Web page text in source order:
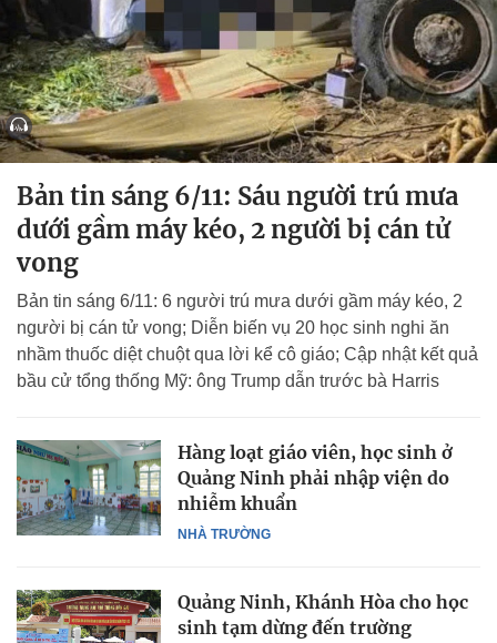
Bản tin sáng 6/11: Sáu người trú mưa
dưới gầm máy kéo, 2 người bị cán tử
vong
Bản tin sáng 6/11: 6 người trú mưa dưới gầm máy kéo, 2
người bị cán tử vong; Diễn biến vụ 20 học sinh nghi ăn
nhầm thuốc diệt chuột qua lời kể cô giáo; Cập nhật kết quả
bầu cử tổng thống Mỹ: ông Trump dẫn trước bà Harris
NHÀ TRƯỜNG
Hàng loạt giáo viên, học sinh ở
Quảng Ninh phải nhập viện do
nhiễm khuẩn
Quảng Ninh, Khánh Hòa cho học
sinh tạm dừng đến trường